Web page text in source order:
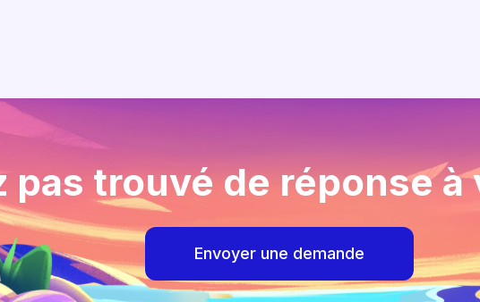
pas trouvé de réponse
Envoyer une demande